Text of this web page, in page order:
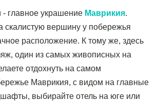
главное украшение Маврикия.
скалистую вершину у побережья
расположение. К тому же, здесь
один из самых живописных на
отдохнуть на самом
Маврикия, с видом на главные
выбирайте отель на юге или